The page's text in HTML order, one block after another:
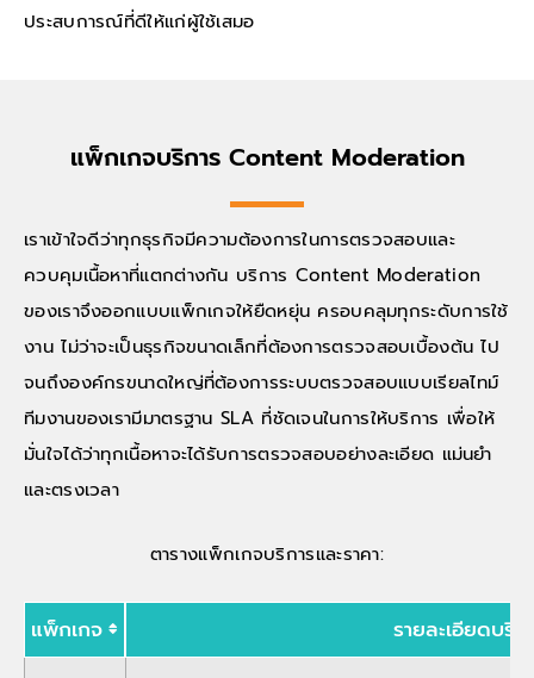
ประสบการณ์ที่ดีให้แก่ผู้ใช้เสมอ
แพ็กเกจบริการ Content Moderation
เราเข้าใจดีว่าทุกธุรกิจมีความต้องการในการตรวจสอบและ
ควบคุมเนื้อหาที่แตกต่างกัน บริการ Content Moderation
ของเราจึงออกแบบแพ็กเกจให้ยืดหยุ่น ครอบคลุมทุกระดับการใช้
งาน ไม่ว่าจะเป็นธุรกิจขนาดเล็กที่ต้องการตรวจสอบเบื้องต้น ไป
จนถึงองค์กรขนาดใหญ่ที่ต้องการระบบตรวจสอบแบบเรียลไทม์
ทีมงานของเรามีมาตรฐาน SLA ที่ชัดเจนในการให้บริการ เพื่อให้
มั่นใจได้ว่าทุกเนื้อหาจะได้รับการตรวจสอบอย่างละเอียด แม่นยำ
และตรงเวลา
ตารางแพ็กเกจบริการและราคา:
แพ็กเกจ รายละเอียดบริก